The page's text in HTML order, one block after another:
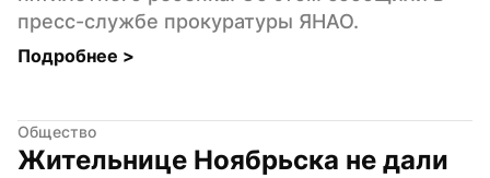
пресс-службе прокуратуры ЯНАО.
Подробнее >
Общество
Жительнице Ноябрьска не дали